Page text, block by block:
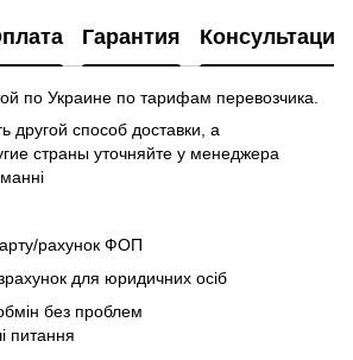
Гарантия Консультация
по Украине по тарифам перевозчика.
другой способ доставки, а
страны уточняйте у менеджера
рахунок ФОП
для юридичних осіб
без проблем
питання